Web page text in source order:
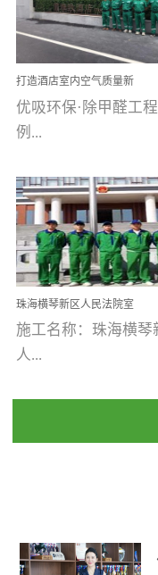
内空气治理项目深圳
乐寓 深圳市安居
为深圳安居集团旗下
打造酒店室内空气质量新
标杆——优吸环保·标杆之
作：东莞美豪雅致酒店室
内空气治理工程纪实
优吸环保·除甲醛工
例...
【东莞美豪雅致酒店
内空气治理项目东莞
雅致酒店 东莞美
致酒店是为中高端人
珠海横琴新区人民法院室
内除甲醛空气治理项目
施工名称：珠海横琴
人...
民法院室内除甲醛空
保施工日期：2020